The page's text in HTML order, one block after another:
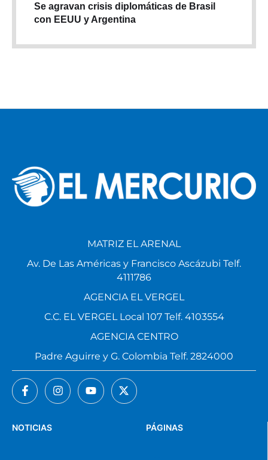
Se agravan crisis diplomáticas de Brasil
con EEUU y Argentina
PÁGINAS
NOTICIAS
MATRIZ EL ARENAL
Av. De Las Américas y Francisco Ascázubi Telf.
4111786
AGENCIA EL VERGEL
C.C. EL VERGEL Local 107 Telf. 4103554
AGENCIA CENTRO
Padre Aguirre y G. Colombia Telf. 2824000